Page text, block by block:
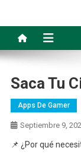
contenido
Saca Tu
Apps De Gamer
Septiembre 9,
📌 ¿Por qué